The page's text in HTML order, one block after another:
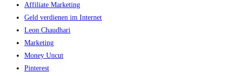
Affiliate Marketing
Geld verdienen im Internet
Leon Chaudhari
Marketing
Money Uncut
Pinterest